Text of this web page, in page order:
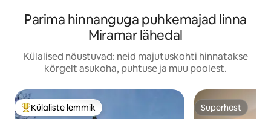
Parima hinnanguga puhkemajad linna
Miramar lähedal
Külalised nõustuvad: neid majutuskohti hinnatakse
kõrgelt asukoha, puhtuse ja muu poolest.
Külaliste suur lemmik
Külaliste lemmik Superhost
Superhost